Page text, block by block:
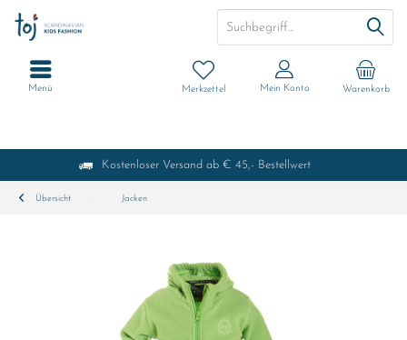
Kostenloser Versand ab € 45,- Bestellwert
Warenkorb
Merkzettel Mein Konto
Menü
Übersicht Jacken